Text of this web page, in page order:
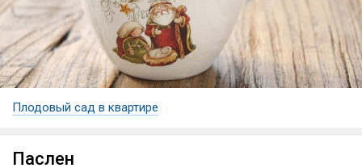
Плодовый сад в квартире
Паслен